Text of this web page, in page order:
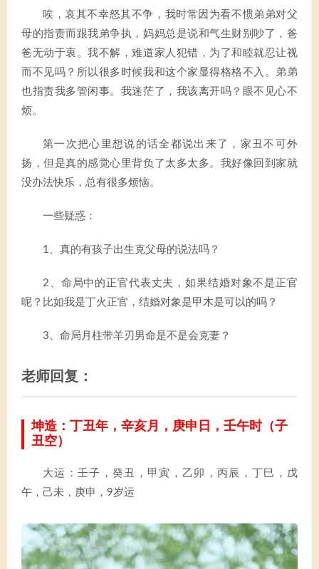
唉，哀其不幸怒其不争，我时常因为看不惯弟弟对父
母的指责而跟我弟争执，妈妈总是说和气生财别吵了，爸
爸无动于衷。我不解，难道家人犯错，为了和睦就忍让视
而不见吗？所以很多时候我和这个家显得格格不入。弟弟
也指责我多管闲事。我迷茫了，我该离开吗？眼不见心不
烦。
第一次把心里想说的话全都说出来了，家丑不可外
扬，但是真的感觉心里背负了太多太多。我好像回到家就
没办法快乐，总有很多烦恼。
一些疑惑：
1、真的有孩子出生克父母的说法吗？
2、命局中的正官代表丈夫，如果结婚对象不是正官
呢？比如我是丁火正官，结婚对象是甲木是可以的吗？
3、命局月柱带羊刃男命是不是会克妻？
老师回复：
坤造：丁丑年，辛亥月，庚申日，壬午时（子
丑空）
大运：壬子，癸丑，甲寅，乙卯，丙辰，丁巳，戊
午，己未，庚申，9岁运